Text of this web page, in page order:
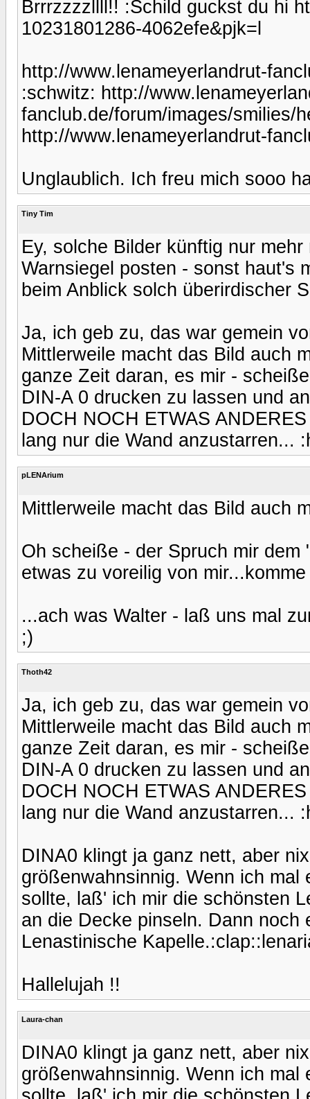
Brrrzzzzllll!! :Schild guckst du hi
10231801286-4062efe&pjk=l
http://www.lenameyerlandrut-
:schwitz: http://
fanclub.de/forum/images/smilies/
http://www.lenameyerlandrut-
Unglaublich. Ich freu mich sooo
Tiny Tim
Ey, solche Bilder künftig nur
Warnsiegel posten - sonst haut's
beim Anblick solch überirdischer
Ja, ich geb zu, das war gemein
Mittlerweile macht das Bild auch
ganze Zeit daran, es mir -
DIN-A 0 drucken zu lassen und
DOCH NOCH ETWAS
lang nur die Wand anzustarren...
pLENArium
Mittlerweile macht das Bild auch
Oh scheiße - der Spruch mir
etwas zu voreilig von
...ach was Walter - laß uns mal
;)
Thoth42
Ja, ich geb zu, das war gemein
Mittlerweile macht das Bild auch
ganze Zeit daran, es mir -
DIN-A 0 drucken zu lassen und
DOCH NOCH ETWAS
lang nur die Wand anzustarren...
DINA0 klingt ja ganz nett, aber
größenwahnsinnig. Wenn ich mal
sollte, laß' ich mir die schönsten
an die Decke pinseln. Dann
Lenastinische
Hallelujah !!
Laura-chan
DINA0 klingt ja ganz nett, aber
größenwahnsinnig. Wenn ich mal